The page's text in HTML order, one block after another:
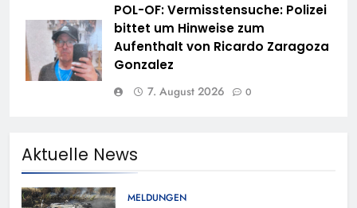
POL-OF: Vermisstensuche: Polizei
bittet um Hinweise zum
Aufenthalt von Ricardo Zaragoza
Gonzalez
7. August 2026 0
Aktuelle News
MELDUNGEN